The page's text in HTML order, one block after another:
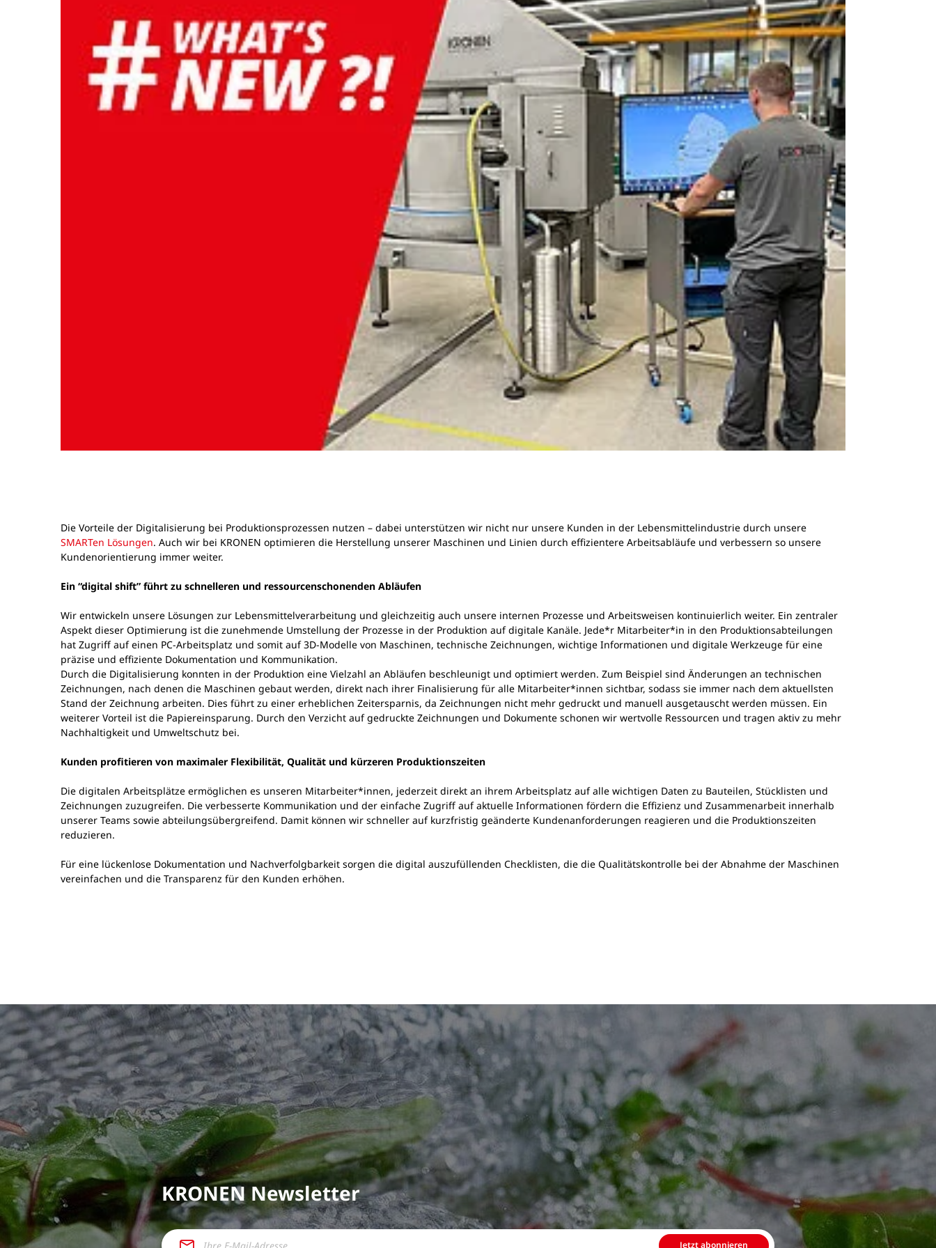
Die Vorteile der Digitalisierung bei Produktionsprozessen nutzen – dabei unterstützen wir nicht nur unsere Kunden in der Lebensmittelindustrie durch unsere
SMARTen Lösungen. Auch wir bei KRONEN optimieren die Herstellung unserer Maschinen und Linien durch effizientere Arbeitsabläufe und verbessern so unsere
Kundenorientierung immer weiter.
Ein “digital shift” führt zu schnelleren und ressourcenschonenden Abläufen
Wir entwickeln unsere Lösungen zur Lebensmittelverarbeitung und gleichzeitig auch unsere internen Prozesse und Arbeitsweisen kontinuierlich weiter. Ein zentraler
Aspekt dieser Optimierung ist die zunehmende Umstellung der Prozesse in der Produktion auf digitale Kanäle. Jede*r Mitarbeiter*in in den Produktionsabteilungen
hat Zugriff auf einen PC-Arbeitsplatz und somit auf 3D-Modelle von Maschinen, technische Zeichnungen, wichtige Informationen und digitale Werkzeuge für eine
präzise und effiziente Dokumentation und Kommunikation.
Durch die Digitalisierung konnten in der Produktion eine Vielzahl an Abläufen beschleunigt und optimiert werden. Zum Beispiel sind Änderungen an technischen
Zeichnungen, nach denen die Maschinen gebaut werden, direkt nach ihrer Finalisierung für alle Mitarbeiter*innen sichtbar, sodass sie immer nach dem aktuellsten
Stand der Zeichnung arbeiten. Dies führt zu einer erheblichen Zeitersparnis, da Zeichnungen nicht mehr gedruckt und manuell ausgetauscht werden müssen. Ein
weiterer Vorteil ist die Papiereinsparung. Durch den Verzicht auf gedruckte Zeichnungen und Dokumente schonen wir wertvolle Ressourcen und tragen aktiv zu mehr
Nachhaltigkeit und Umweltschutz bei.
Kunden profitieren von maximaler Flexibilität, Qualität und kürzeren Produktionszeiten
Die digitalen Arbeitsplätze ermöglichen es unseren Mitarbeiter*innen, jederzeit direkt an ihrem Arbeitsplatz auf alle wichtigen Daten zu Bauteilen, Stücklisten und
Zeichnungen zuzugreifen. Die verbesserte Kommunikation und der einfache Zugriff auf aktuelle Informationen fördern die Effizienz und Zusammenarbeit innerhalb
unserer Teams sowie abteilungsübergreifend. Damit können wir schneller auf kurzfristig geänderte Kundenanforderungen reagieren und die Produktionszeiten
reduzieren.
Für eine lückenlose Dokumentation und Nachverfolgbarkeit sorgen die digital auszufüllenden Checklisten, die die Qualitätskontrolle bei der Abnahme der Maschinen
vereinfachen und die Transparenz für den Kunden erhöhen.
KRONEN Newsletter
Jetzt abonnieren